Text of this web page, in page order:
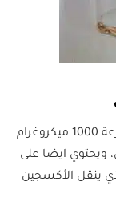
تحتوي حبوب سينتروم على حمض الفوليك بجرعة 1000 ميكروغرام
ويحتوي ايضا على
ينقل الأكسجين